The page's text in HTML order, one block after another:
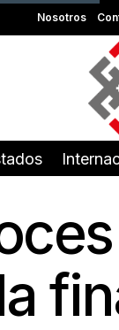
Nosotros